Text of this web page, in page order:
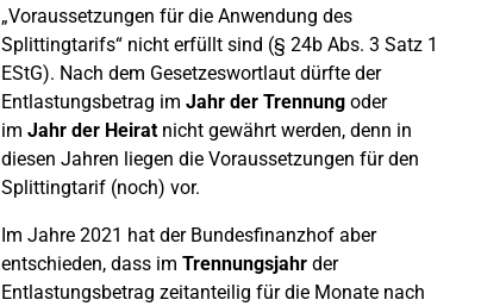
„Voraussetzungen für die Anwendung des
Splittingtarifs“ nicht erfüllt sind (§ 24b Abs. 3 Satz 1
EStG). Nach dem Gesetzeswortlaut dürfte der
Entlastungsbetrag im Jahr der Trennung oder
im Jahr der Heiratnicht gewährt werden, denn in
diesen Jahren liegen die Voraussetzungen für den
Splittingtarif (noch) vor.
Im Jahre 2021 hat der Bundesfinanzhof aber
entschieden, dass im Trennungsjahr der
Entlastungsbetrag zeitanteilig für die Monate nach